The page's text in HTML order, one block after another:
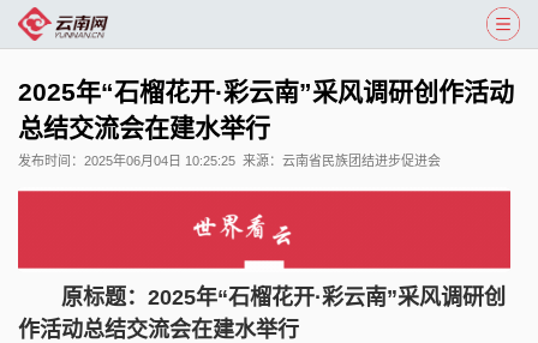
2025年“石榴花开·彩云南”采风调研创作活动
总结交流会在建水举行
发布时间： 2025年06月04日 10:25:25 来源： 云南省民族团结进步促进会
原标题：2025年“石榴花开·彩云南”采风调研创
作活动总结交流会在建水举行